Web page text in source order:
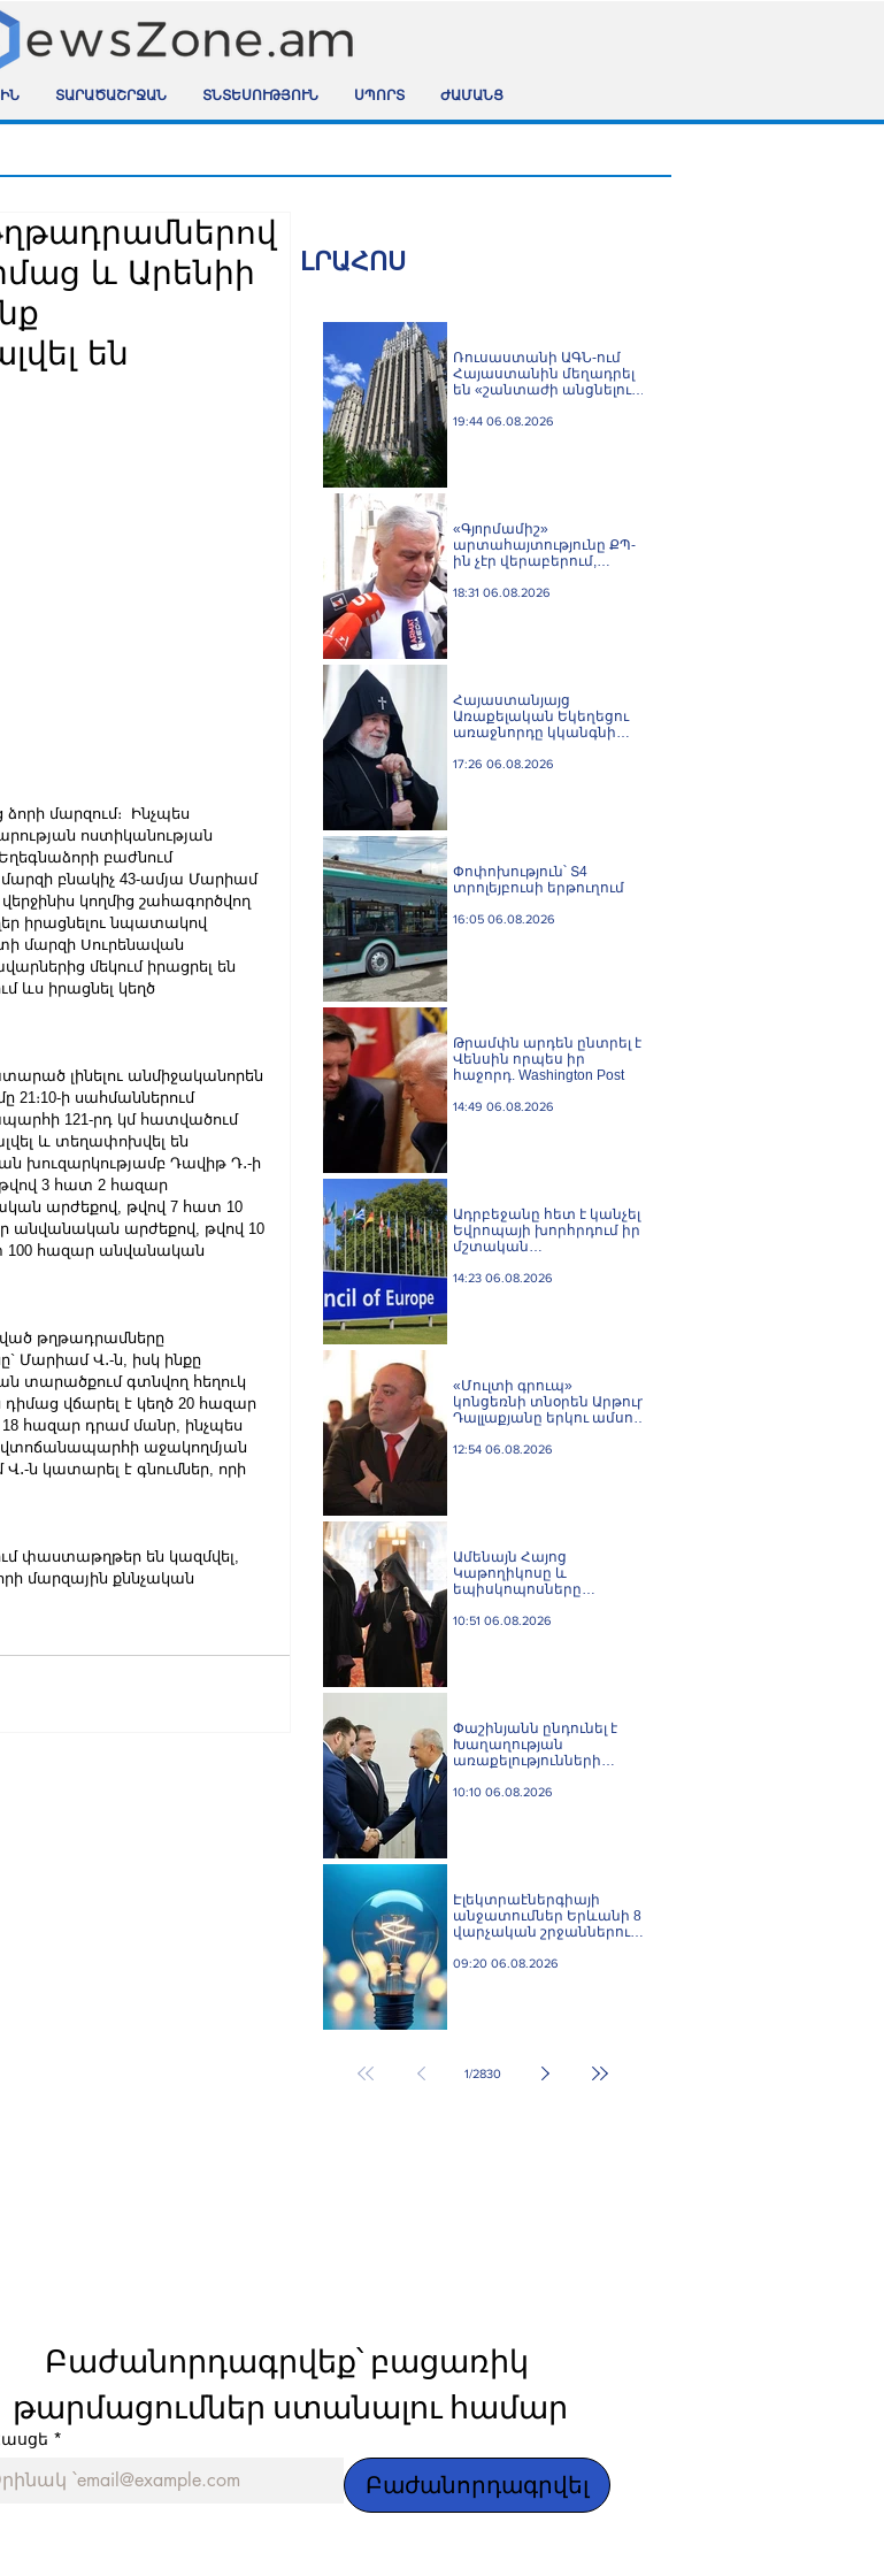
ՏԱՐԱԾԱՇՐՋԱՆ ՏՆՏԵՍՈՒԹՅՈՒՆ ՍՊՈՐՏ ԺԱՄԱՆՑ
և Արենիի
են
մարզում։  Ինչպես
ոստիկանության
բաժնում
բնակիչ 43-ամյա Մարիամ
կողմից շահագործվող
իրացնելու նպատակով
մարզի Սուրենավան
մեկում իրացրել են
ևս իրացնել կեղծ
լինելու անմիջականորեն
ի սահմաններում
121-րդ կմ հատվածում
և տեղափոխվել են
խուզարկությամբ Դավիթ Դ․-ի
3 հատ 2 հազար
արժեքով, թվով 7 հատ 10
անվանական արժեքով, թվով 10
100 հազար անվանական
թղթադրամները
Մարիամ Վ․-ն, իսկ ինքը
տարածքում գտնվող հեղուկ
վճարել է կեղծ 20 հազար
հազար դրամ մանր, ինչպես
աջակողմյան
ն կատարել է գնումներ, որի
փաստաթղթեր են կազմվել,
մարզային քննչական
ԼՐԱՀՈՍ
Ռուսաստանի ԱԳՆ-ում
Հայաստանին մեղադրել
են «շանտաժի անցնելու
19:44 06.08.2026
«Գյnրմամիշ»
արտահայտությունը ՔՊ-
ին չէր վերաբերում,
խլnղներին էր
18:31 06.08.2026
Հայաստանյայց
Առաքելական Եկեղեցու
առաջնորդը կկանգնի
կառավարության հետ
17:26 06.08.2026
Փոփոխություն՝ Տ4
տրոլեյբուսի երթուղում
16:05 06.08.2026
Թրամփն արդեն ընտրել է
Վենսին որպես իր
հաջորդ. Washington Post
14:49 06.08.2026
Ադրբեջանը հետ է կանչել
Եվրոպայի խորհրդում իր
մշտական
14:23 06.08.2026
«Մուլտի գրուպ»
կոնցեռնի տնօրեն Արթուր
Դալլաքյանը երկու ամսով
12:54 06.08.2026
Ամենայն Հայոց
Կաթողիկոսը և
եպիսկոպոսները
դատական առաջին
10:51 06.08.2026
Փաշինյանն ընդունել է
Խաղաղության
առաքելությունների
բանագնացի ավագ
10:10 06.08.2026
Էլեկտրաէներգիայի
անջատումներ Երևանի 8
վարչական շրջաններում
09:20 06.08.2026
1/2830
Բաժանորդագրվեք՝ բացառիկ
թարմացումներ ստանալու համար
*
Բաժանորդագրվել